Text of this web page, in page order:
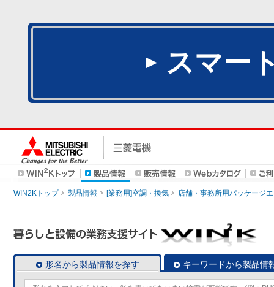
スマー
WIN2Kトップ 製品情報 [業務用]空調・換気 店舗・事務所用パッケージ
形名から製品情報を探す キーワードから製品情